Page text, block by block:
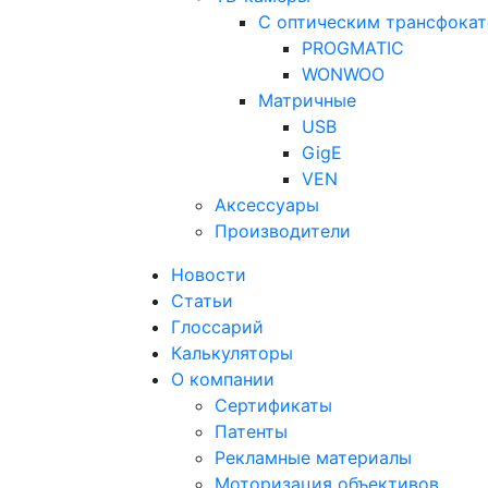
С оптическим
PROGMATIC
WONWOO
Матричные
USB
GigE
VEN
Аксессуары
Производители
Новости
Статьи
Глоссарий
Калькуляторы
О компании
Сертификаты
Патенты
Рекламные материалы
Моторизация объективов